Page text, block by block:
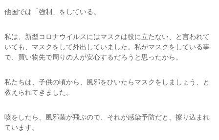
他国では「強制」をしている。
私は、新型コロナウイルスにはマスクは役に立たない、と言われて
いても、マスクをして外出していました。私がマスクをしている事
で、買い物先で周りの人が安心するだろうと思ったから。
私たちは、子供の頃から、風邪をひいたらマスクをしましょう、と
教えられてきました。
咳をしたら、風邪菌が飛ぶので、それが感染予防だと、擦り込まれ
ています。